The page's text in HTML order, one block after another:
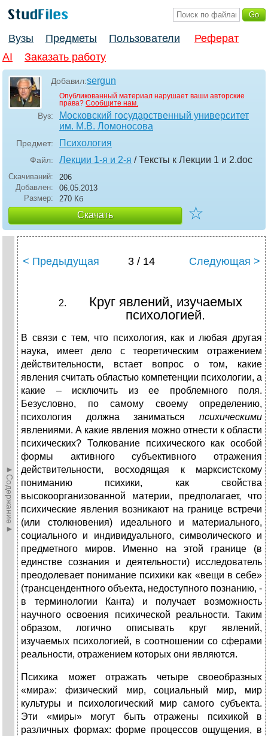
Вузы Предметы Пользователи
Реферат
AI
Заказать работу
Добавил:sergun
Опубликованный материал нарушает ваши авторские
права? Сообщите нам.
Вуз:
Московский государственный университет
им. М.В. Ломоносова
Предмет: Психология
Файл: Лекции 1-я и 2-я / Тексты к Лекции 1 и 2.doc
Скачиваний:
206
Добавлен:
06.05.2013
Размер:
270 Кб
Скачать ☆
►Содержание►
< Предыдущая 3 / 14 Следующая >
Круг явлений, изучаемых
психологией.
В связи с тем, что психология, как и любая другая
наука, имеет дело с теоретическим отражением
действительности, встает вопрос о том, какие
явления считать областью компетенции психологии, а
какие – исключить из ее проблемного поля.
Безусловно, по самому своему определению,
психология должна заниматься психическими
явлениями. А какие явления можно отнести к области
психических? Толкование психического как особой
формы активного субъективного отражения
действительности, восходящая к марксистскому
пониманию психики, как свойства
высокоорганизованной материи, предполагает, что
психические явления возникают на границе встречи
(или столкновения) идеального и материального,
социального и индивидуального, символического и
предметного миров. Именно на этой границе (в
единстве сознания и деятельности) исследователь
преодолевает понимание психики как «вещи в себе»
(трансцендентного объекта, недоступного познанию, -
в терминологии Канта) и получает возможность
научного освоения психической реальности. Таким
образом, логично описывать круг явлений,
изучаемых психологией, в соотношении со сферами
реальности, отражением которых они являются.
Психика может отражать четыре своеобразных
«мира»: физический мир, социальный мир, мир
культуры и психологический мир самого субъекта.
Эти «миры» могут быть отражены психикой в
различных формах: форме процессов ощущения, в